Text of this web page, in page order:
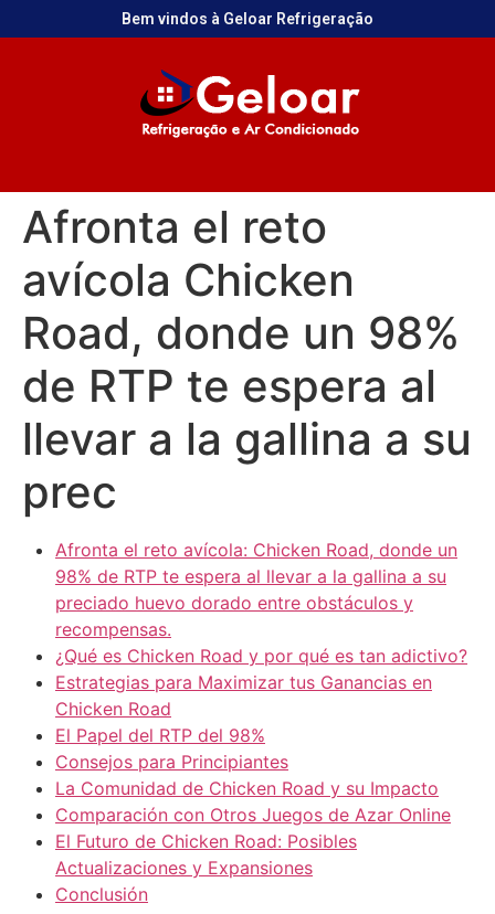
Bem vindos à Geloar Refrigeração
Afronta el reto
avícola Chicken
Road, donde un 98%
de RTP te espera al
llevar a la gallina a su
prec
Afronta el reto avícola: Chicken Road, donde un
98% de RTP te espera al llevar a la gallina a su
preciado huevo dorado entre obstáculos y
recompensas.
¿Qué es Chicken Road y por qué es tan adictivo?
Estrategias para Maximizar tus Ganancias en
Chicken Road
El Papel del RTP del 98%
Consejos para Principiantes
La Comunidad de Chicken Road y su Impacto
Comparación con Otros Juegos de Azar Online
El Futuro de Chicken Road: Posibles
Actualizaciones y Expansiones
Conclusión